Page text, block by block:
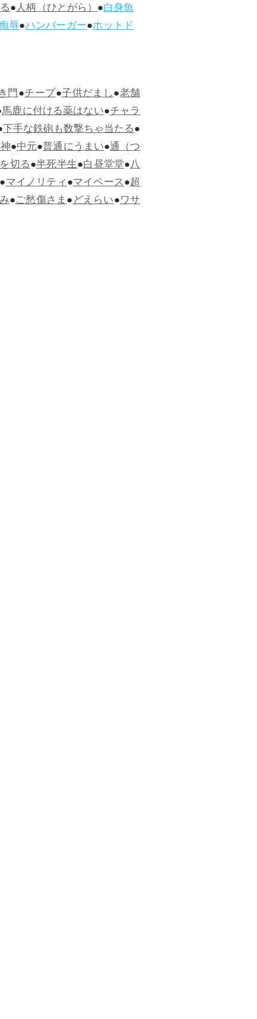
●人柄（ひとがら）●白身魚
辱●ハンバーガー●ホットド
門●チープ●子供だまし●老舗
馬鹿に付ける薬はない●チャラ
下手な鉄砲も数撃ちゃ当たる●
●中元●普通にうまい●通（つ
切る●半死半生●白昼堂堂●八
●マイノリティ●マイペース●超
●ご愁傷さま●どえらい●ワサ